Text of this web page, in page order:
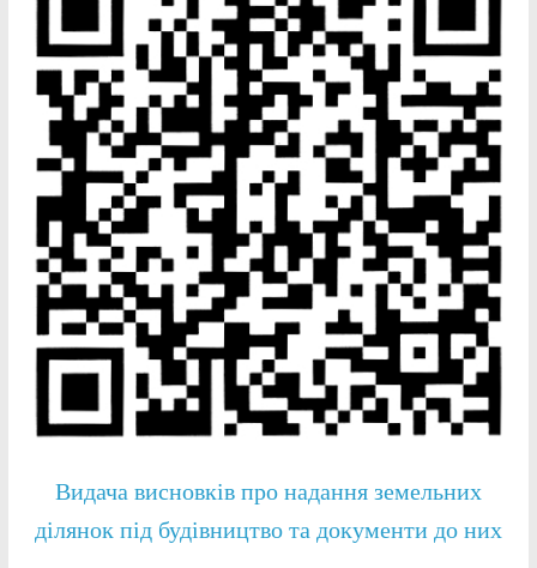
Видача висновків про надання земельних
ділянок під будівництво та документи до них